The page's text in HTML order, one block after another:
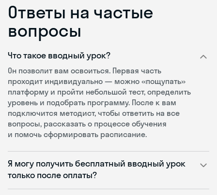
Ответы на частые
вопросы
Что такое вводный урок?
Он позволит вам освоиться. Первая часть
проходит индивидуально — можно «пощупать»
платформу и пройти небольшой тест, определить
уровень и подобрать программу. После к вам
подключится методист, чтобы ответить на все
вопросы, рассказать о процессе обучения
и помочь сформировать расписание.
Я могу получить бесплатный вводный урок
только после оплаты?